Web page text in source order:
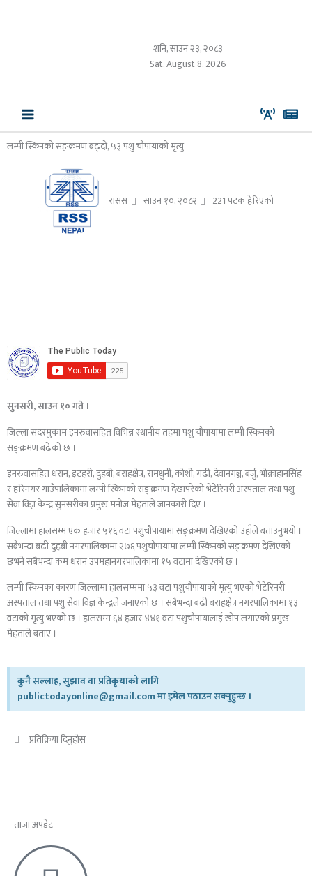
शनि, साउन २३, २०८३
Sat, August 8, 2026
लम्पी स्किनको सङ्क्रमण बढ्दो, ५३ पशु चौपायाको मृत्यु
रासस साउन १०, २०८२ 221 पटक हेरिएको
सुनसरी, साउन १० गते ।
जिल्ला सदरमुकाम इनरुवासहित विभिन्न स्थानीय तहमा पशु चौपायामा लम्पी स्किनको
सङ्क्रमण बढेको छ ।
इनरुवासहित धरान, इटहरी, दुहबी, बराहक्षेत्र, रामधुनी, कोशी, गढी, देवानगञ्ज, बर्जु, भोक्राहानसिंह
र हरिनगर गाउँपालिकामा लम्पी स्किनको सङ्क्रमण देखापरेको भेटेरिनरी अस्पताल तथा पशु
सेवा विज्ञ केन्द्र सुनसरीका प्रमुख मनोज मेहताले जानकारी दिए ।
जिल्लामा हालसम्म एक हजार ५१६ वटा पशुचौपायामा सङ्क्रमण देखिएको उहाँले बताउनुभयो ।
सबैभन्दा बढी दुहबी नगरपालिकामा २७६ पशुचौपायामा लम्पी स्किनको सङ्क्रमण देखिएको
छभने सबैभन्दा कम धरान उपमहानगरपालिकामा १५ वटामा देखिएको छ ।
लम्पी स्किनका कारण जिल्लामा हालसम्ममा ५३ वटा पशुचौपायाको मृत्यु भएको भेटेरिनरी
अस्पताल तथा पशु सेवा विज्ञ केन्द्रले जनाएको छ । सबैभन्दा बढी बराहक्षेत्र नगरपालिकामा १३
वटाको मृत्यु भएको छ । हालसम्म ६४ हजार ४४१ वटा पशुचौपायालाई खोप लगाएको प्रमुख
मेहताले बताए ।
कुनै सल्लाह, सुझाव वा प्रतिकृयाको लागि
publictodayonline@gmail.com मा इमेल पठाउन सक्नुहुन्छ ।
प्रतिक्रिया दिनुहोस​
ताजा अपडेट